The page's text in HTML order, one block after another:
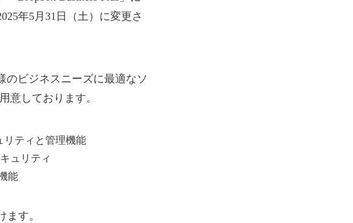
年5月31日（土）に変更さ
のビジネスニーズに最適なソ
意しております。
リティと管理機能
ュリティ
能
す。